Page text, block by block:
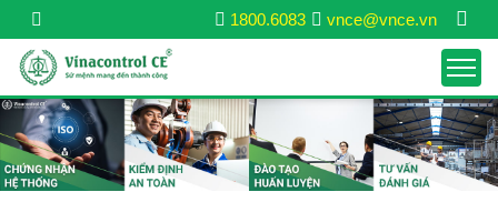
vnce@vnce.vn
1800.6083